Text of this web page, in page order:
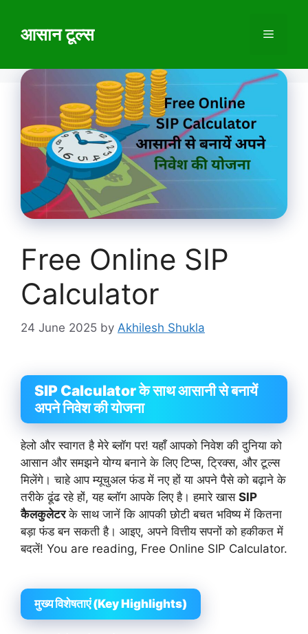
contentआसान टूल्स Menu
Free Online SIP
Calculator
24 June 2025 by Akhilesh Shukla
SIP Calculator के साथ आसानी से बनायें
अपने निवेश की योजना
हेलो और स्वागत है मेरे ब्लॉग पर! यहाँ आपको निवेश की दुनिया को
आसान और समझने योग्य बनाने के लिए टिप्स, ट्रिक्स, और टूल्स
मिलेंगे। चाहे आप म्यूचुअल फंड में नए हों या अपने पैसे को बढ़ाने के
तरीके ढूंढ रहे हों, यह ब्लॉग आपके लिए है। हमारे खास SIP
कैलकुलेटरके साथ जानें कि आपकी छोटी बचत भविष्य में कितना
बड़ा फंड बन सकती है। आइए, अपने वित्तीय सपनों को हकीकत में
बदलें! You are reading, Free Online SIP Calculator.
मुख्य विशेषताएं (Key Highlights)